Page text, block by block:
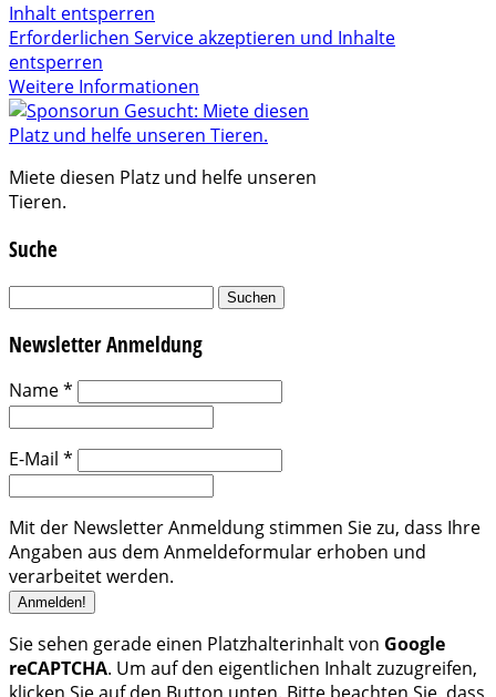
Inhalt entsperren
Erforderlichen Service akzeptieren und Inhalte
entsperren
Weitere Informationen
Miete diesen Platz und helfe unseren
Tieren.
Suche
Suchen
Newsletter Anmeldung
Name*
E-Mail *
Mit der Newsletter Anmeldung stimmen Sie zu, dass Ihre
Angaben aus dem Anmeldeformular erhoben und
verarbeitet werden.
Sie sehen gerade einen Platzhalterinhalt von Google
reCAPTCHA. Um auf den eigentlichen Inhalt zuzugreifen,